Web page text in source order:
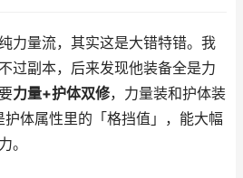
力量流，其实这是大错特错。我
过副本，后来发现他装备全是力
力量+护体双修，力量装和护体装
体属性里的「格挡值」，能大幅
。